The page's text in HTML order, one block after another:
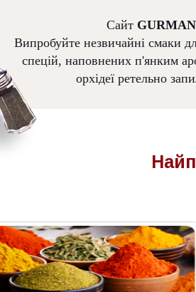
Сайт GURMAN
Випробуйте незвичайні смаки
спецій, наповнених п'янким
орхідеї ретельно